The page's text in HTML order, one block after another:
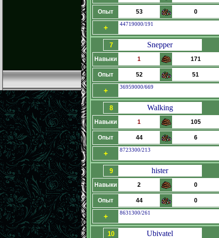
Опыт 53 0
+ 44719000/191
7 Snepper
Навыки 1 171
Опыт 52 51
+ 36959000/669
8 Walking
Навыки 1 105
Опыт 44 6
+ 8723300/213
9 hister
Навыки 2 0
Опыт 44 0
+ 8631300/261
10 Ubivatel